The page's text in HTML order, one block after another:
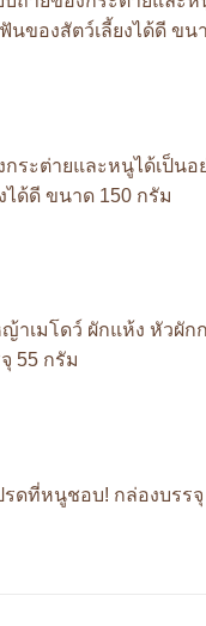
ของสัตว์เลี้ยงได้ดี ขน
ระต่ายและหนูได้เป็นอ
ด้ดี ขนาด 150 กรัม
มโดว์ ผักแห้ง หัวผักก
55 กรัม
ที่หนูชอบ! กล่องบรรจุ